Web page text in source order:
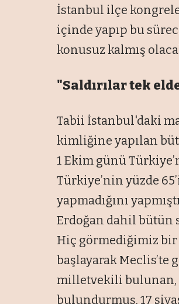
İstanbul ilçe
içinde yapıp bu
konusuz kalmış
"Saldırılar tek
Tabii İstanbul'daki
kimliğine yapılan
1 Ekim günü
Türkiye’nin yüzde
yapmadığını
Erdoğan dahil bütün
Hiç görmediğimiz bir
başlayarak
milletvekili bulunan,
bulundurmuş, 17